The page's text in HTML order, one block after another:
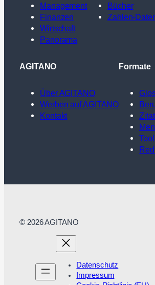
Management
Finanzen
Wirtschaft
Panorama
Bücher
Zahlen-
AGITANO
Über AGITANO
Werben auf AGITANO
Kontakt
Formate
© 2026 AGITANO
Datenschutz
Impressum